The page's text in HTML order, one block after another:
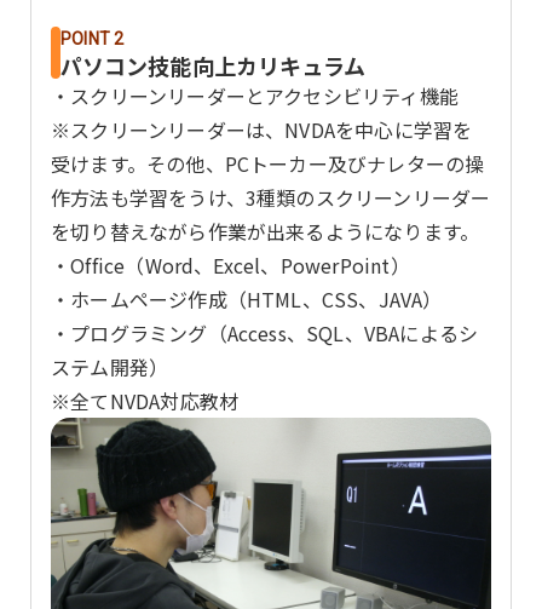
POINT 2
パソコン技能向上カリキュラム
・スクリーンリーダーとアクセシビリティ機能
※スクリーンリーダーは、NVDAを中心に学習を
受けます。その他、PCトーカー及びナレターの操
作方法も学習をうけ、3種類のスクリーンリーダー
を切り替えながら作業が出来るようになります。
・Office（Word、Excel、PowerPoint）
・ホームページ作成（HTML、CSS、JAVA）
・プログラミング（Access、SQL、VBAによるシ
ステム開発）
※全てNVDA対応教材